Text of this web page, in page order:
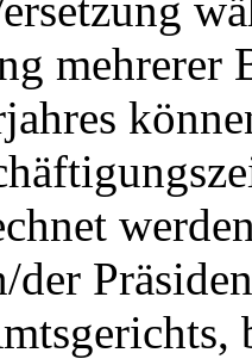
mehrerer
der